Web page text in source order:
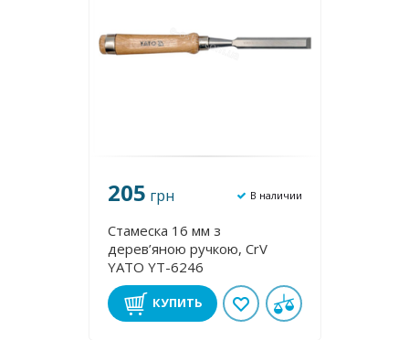
205 грн В наличии
Стамеска 16 мм з
дерев’яною ручкою, CrV
YATO YT-6246
КУПИТЬ